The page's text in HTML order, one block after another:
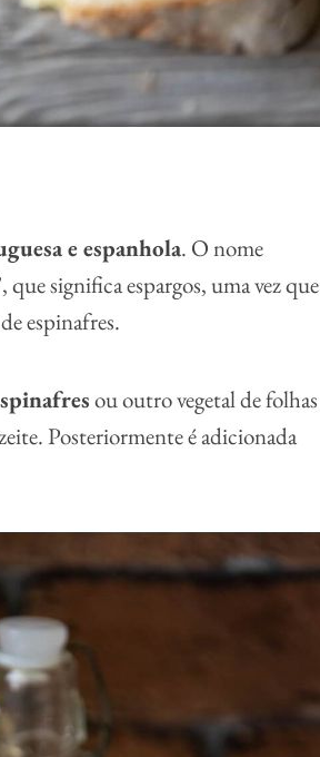
e espanhola. O nome
que significa espargos, uma vez que
espinafres.
ou outro vegetal de folhas
Posteriormente é adicionada